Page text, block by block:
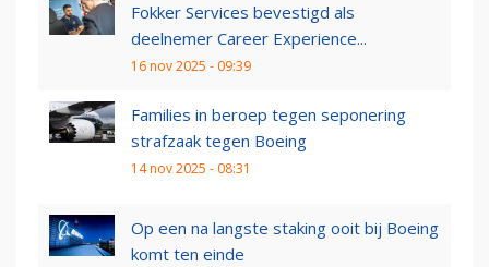
Fokker Services bevestigd als
deelnemer Career Experience...
16 nov 2025 - 09:39
Families in beroep tegen seponering
strafzaak tegen Boeing
14 nov 2025 - 08:31
Op een na langste staking ooit bij Boeing
komt ten einde